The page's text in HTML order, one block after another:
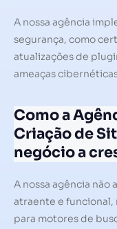
A nossa agência
segurança, como
atualizações de
ameaças
Como a
Criação de
negócio a
A nossa agência não
atraente e funcional,
para motores de